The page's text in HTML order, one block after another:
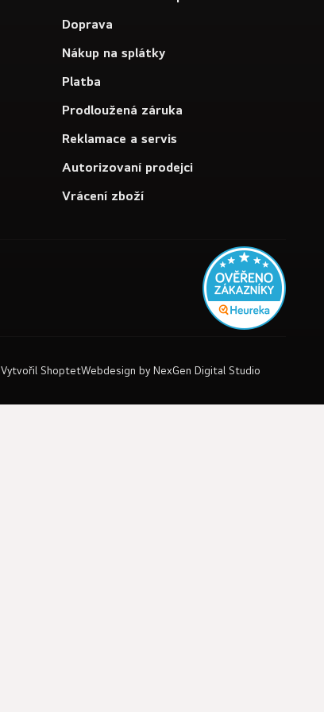
Doprava
Nákup na splátky
Platba
Prodloužená záruka
Reklamace a servis
Autorizovaní prodejci
Vrácení zboží
Webdesign by NexGen Digital Studio
Vytvořil Shoptet